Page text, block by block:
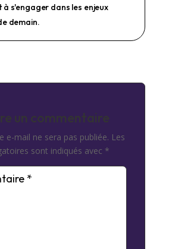
s'engager dans les enjeux
demain.
un commentaire
e-mail ne sera pas publiée. Les
sont indiqués avec *